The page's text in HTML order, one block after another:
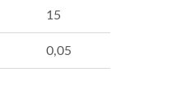
15
0,05